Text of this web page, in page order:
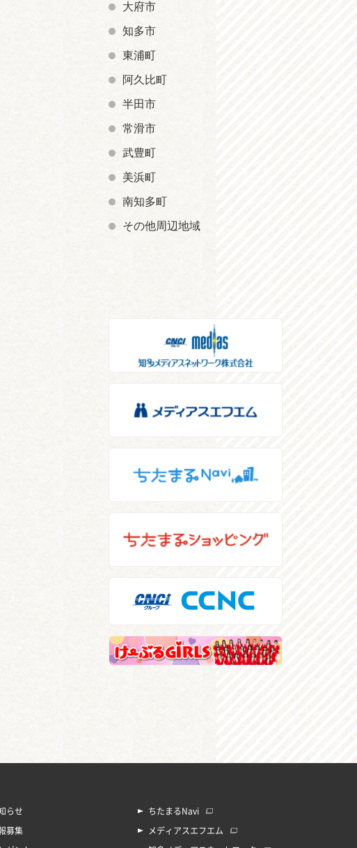
大府市
知多市
東浦町
阿久比町
半田市
常滑市
武豊町
美浜町
南知多町
その他周辺地域
らせ
募集
ちたまるNavi
メディアスエフエム